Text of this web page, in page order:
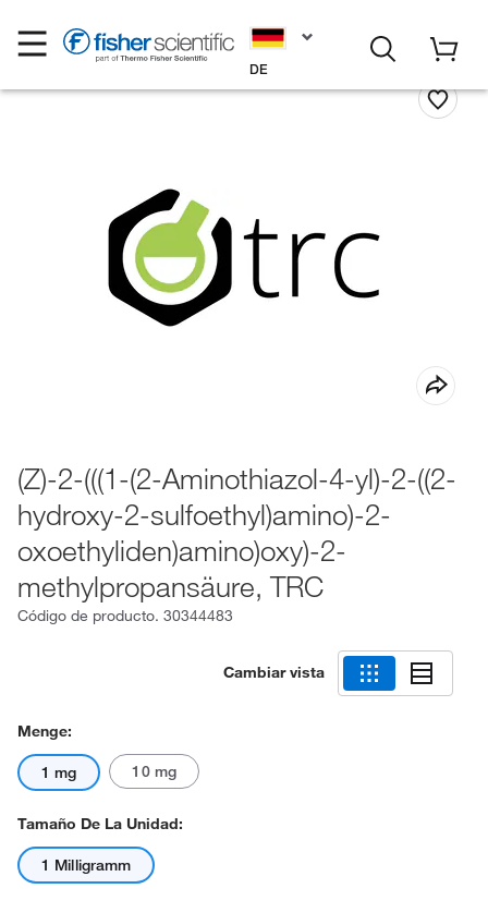
DE
(Z)-2-(((1-(2-Aminothiazol-4-yl)-2-((2-
hydroxy-2-sulfoethyl)amino)-2-
oxoethyliden)amino)oxy)-2-
methylpropansäure, TRC
Código de producto. 30344483
Cambiar vista
Menge:
1 mg 10 mg
Tamaño De La Unidad:
1 Milligramm